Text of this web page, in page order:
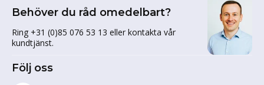
Behöver du råd omedelbart?
Ring +31 (0)85 076 53 13 eller kontakta vår
kundtjänst.
Följ oss